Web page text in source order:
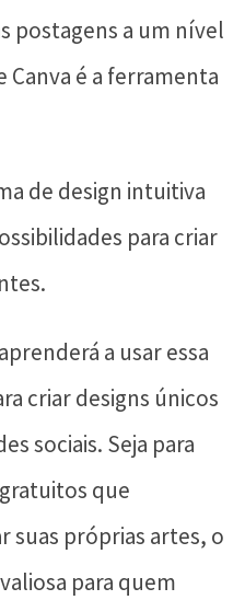
postagens a um nível
é a ferramenta
de design intuitiva
para criar
a usar essa
criar designs únicos
sociais. Seja para
que
suas próprias artes, o
para quem